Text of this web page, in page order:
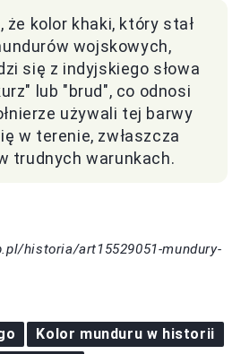
kolor khaki, który stał
wojskowych,
się z indyjskiego słowa
lub "brud", co odnosi
używali tej barwy
w terenie, zwłaszcza
trudnych warunkach.
historia/art15529051-mundury-
Kolor munduru w historii